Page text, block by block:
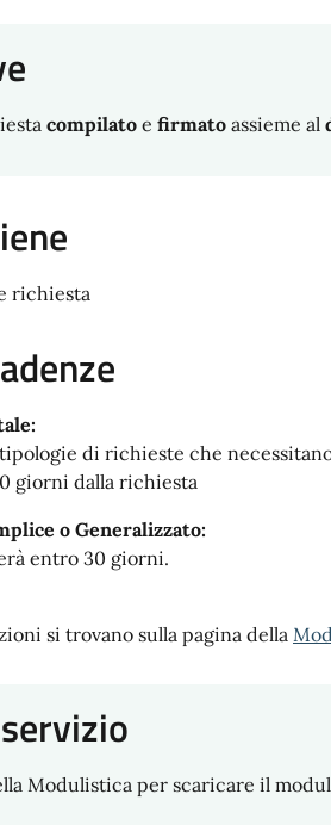
compilato e firmato assieme al
richiesta
di richieste che
giorni dalla richiesta
o Generalizzato:
entro 30 giorni.
si trovano sulla pagina della
Modulistica per scaricare il